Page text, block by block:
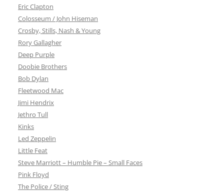
Eric Clapton
Colosseum / John Hiseman
Crosby, Stills, Nash & Young
Rory Gallagher
Deep Purple
Doobie Brothers
Bob Dylan
Fleetwood Mac
Jimi Hendrix
Jethro Tull
Kinks
Led Zeppelin
Little Feat
Steve Marriott – Humble Pie – Small Faces
Pink Floyd
The Police / Sting